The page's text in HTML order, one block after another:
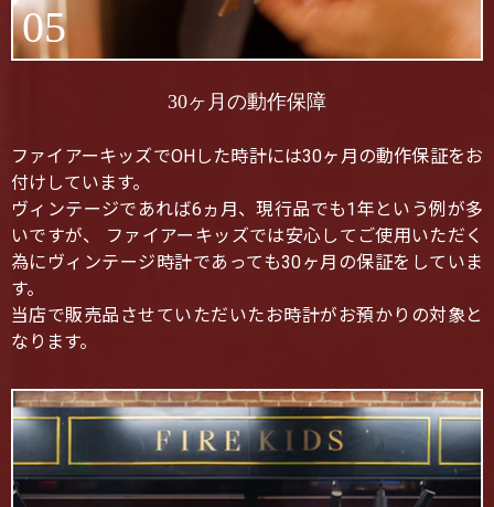
05
30ヶ月の動作保障
ファイアーキッズでOHした時計には30ヶ月の動作保証をお
付けしています。
ヴィンテージであれば6ヵ月、現行品でも1年という例が多
いですが、 ファイアーキッズでは安心してご使用いただく
為にヴィンテージ時計であっても30ヶ月の保証をしていま
す。
当店で販売品させていただいたお時計がお預かりの対象と
なります。